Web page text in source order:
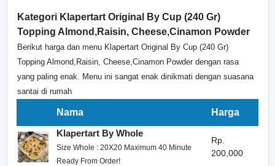
Kategori Klapertart Original By Cup (240 Gr)
Topping Almond,Raisin, Cheese,Cinamon Powder
Berikut harga dan menu Klapertart Original By Cup (240 Gr)
Topping Almond,Raisin, Cheese,Cinamon Powder dengan rasa
yang paling enak. Menu ini sangat enak dinikmati dengan suasana
santai di rumah
Nama
Harga
Klapertart By Whole
Size Whole : 20X20 Maximum 40 Minute
Ready From Order!
Rp.
200,000